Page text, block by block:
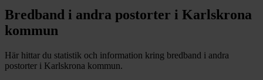
Bredband i andra postorter i Karlskrona
kommun
Här hittar du statistik och information kring bredband i andra
postorter i Karlskrona kommun.